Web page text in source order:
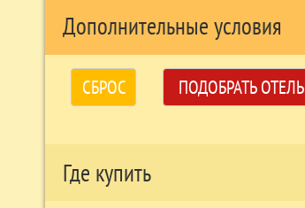
Дополнительные условия
СБРОС ПОДОБРАТЬ ОТЕЛЬ
Где купить